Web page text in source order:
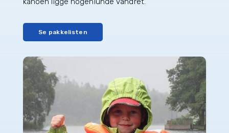
Se pakkelisten